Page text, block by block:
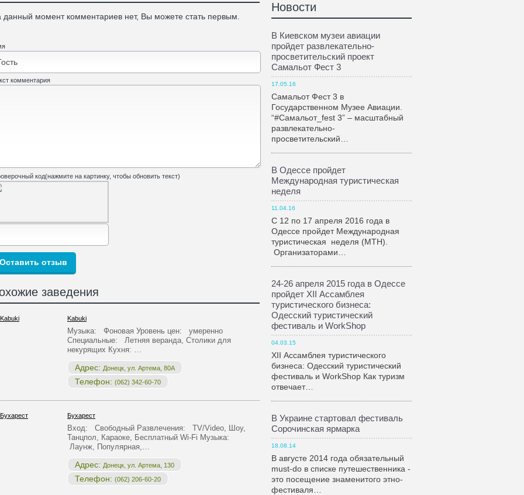
данный момент комментариев нет, Вы можете стать первым.
комментария
код(нажмите на картинку, чтобы обновить текст)
заведения
Kabuki
Музыка: Фоновая Уровень цен: умеренно
Специальные: Летняя веранда, Столики для
некурящих Кухня: …
Адрес: Донецк, ул. Артема, 80А
Телефон: (062) 342-60-70
Бухарест
Вход: Свободный Развлечения: TV/Video, Шоу,
Танцпол, Караоке, Бесплатный Wi-Fi Музыка:
Лаунж, Популярная,…
Адрес: Донецк, ул. Артема, 130
Телефон: (062) 206-60-20
Новости
В Киевском музеи авиации
пройдет развлекательно-
просветительский проект
Самальот Фест 3
17.05.16
Самальот Фест 3 в
Государственном Музее Авиации.
“#Самальот_fest 3” – масштабный
развлекательно-
просветительский…
В Одессе пройдет
Международная туристическая
неделя
11.04.16
С 12 по 17 апреля 2016 года в
Одессе пройдет Международная
туристическая неделя (МТН).
Организаторами…
24-26 апреля 2015 года в Одессе
пройдет XII Ассамблея
туристического бизнеса:
Одесский туристический
фестиваль и WorkShop
04.03.15
XII Ассамблея туристического
бизнеса: Одесский туристический
фестиваль и WorkShop Как туризм
отвечает…
В Украине стартовал фестиваль
Сорочинская ярмарка
18.08.14
В августе 2014 года обязательный
must-do в списке путешественника -
это посещение знаменитого этно-
фестиваля…